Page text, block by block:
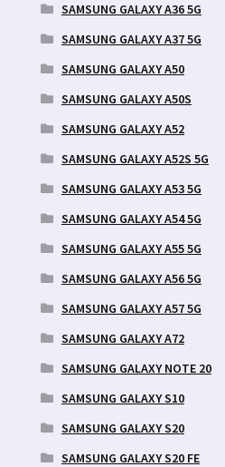
SAMSUNG GALAXY A36 5G
SAMSUNG GALAXY A37 5G
SAMSUNG GALAXY A50
SAMSUNG GALAXY A50S
SAMSUNG GALAXY A52
SAMSUNG GALAXY A52S 5G
SAMSUNG GALAXY A53 5G
SAMSUNG GALAXY A54 5G
SAMSUNG GALAXY A55 5G
SAMSUNG GALAXY A56 5G
SAMSUNG GALAXY A57 5G
SAMSUNG GALAXY A72
SAMSUNG GALAXY NOTE 20
SAMSUNG GALAXY S10
SAMSUNG GALAXY S20
SAMSUNG GALAXY S20 FE